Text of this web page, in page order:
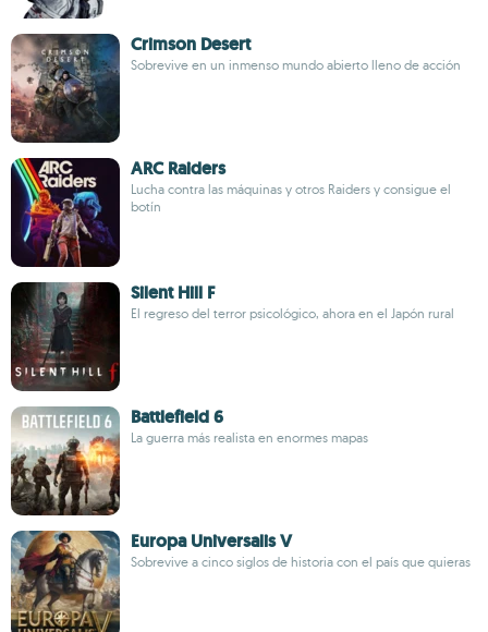
Crimson Desert
Sobrevive en un inmenso mundo abierto lleno de acción
ARC Raiders
Lucha contra las máquinas y otros Raiders y consigue el
botín
Silent Hill F
El regreso del terror psicológico, ahora en el Japón rural
Battlefield 6
La guerra más realista en enormes mapas
Europa Universalis V
Sobrevive a cinco siglos de historia con el país que quieras